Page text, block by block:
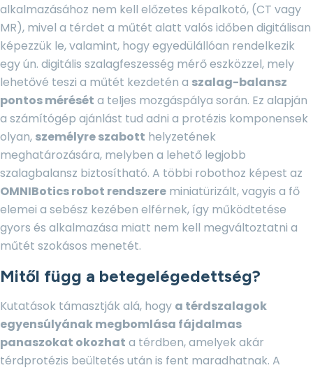
alkalmazásához nem kell előzetes képalkotó, (CT vagy
MR), mivel a térdet a műtét alatt valós időben digitálisan
képezzük le, valamint, hogy egyedülállóan rendelkezik
egy ún. digitális szalagfeszesség mérő eszközzel, mely
lehetővé teszi a műtét kezdetén a szalag-balansz
pontos mérését a teljes mozgáspálya során. Ez alapján
a számítógép ajánlást tud adni a protézis komponensek
olyan, személyre szabott helyzetének
meghatározására, melyben a lehető legjobb
szalagbalansz biztosítható. A többi robothoz képest az
OMNIBotics robot rendszere miniatürizált, vagyis a fő
elemei a sebész kezében elférnek, így működtetése
gyors és alkalmazása miatt nem kell megváltoztatni a
műtét szokásos menetét.
Mitől függ a betegelégedettség?
Kutatások támasztják alá, hogy a térdszalagok
egyensúlyának megbomlása fájdalmas
panaszokat okozhat a térdben, amelyek akár
térdprotézis beültetés után is fent maradhatnak. A